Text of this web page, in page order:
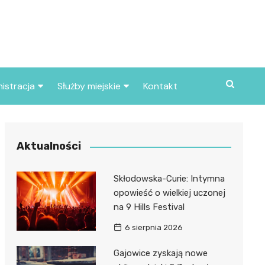
miasta
Służby miejskie
Policja
Kontakt
Aktualności
Skłodowska-Curie: Intymna
opowieść o wielkiej uczonej
na 9 Hills Festival
6 sierpnia 2026
Gajowice zyskają nowe